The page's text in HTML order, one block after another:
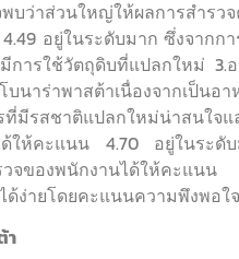
บว่าส่วนใหญ่ให้ผลการสำร
อยู่ในระดับมาก ซึ่งจากก
การใช้วัตถุดิบที่แปลกใหม่
นาร่าพาสต้าเนื่องจากเป็น
มีรสชาติแปลกใหม่น่าสนใจ
ให้คะแนน 4.70 อยู่ในระดั
วจของพนักงานได้ให้คะแ
ง่ายโดยคะแนนความพึงพอ
า